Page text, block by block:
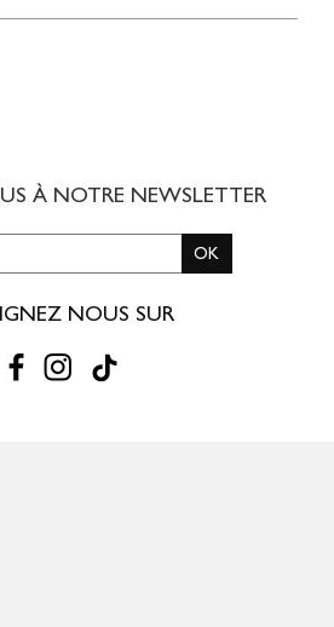
€ d'achat
30 JOURS :
Retournez vos achats gratuitement en
dans votre compte client (rubrique "Mes
du temps en échangeant votre produit
À NOTRE NEWSLETTER
OK
NOUS SUR